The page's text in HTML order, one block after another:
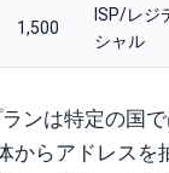
1,500
ISP/レジ
シャル
ランは特定の国
からアドレスを